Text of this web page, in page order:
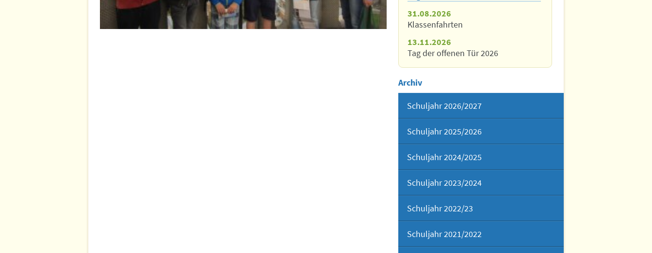
31.08.2026
Klassenfahrten
13.11.2026
Tag der offenen Tür 2026
Archiv
Schuljahr 2026/2027
Schuljahr 2025/2026
Schuljahr 2024/2025
Schuljahr 2023/2024
Schuljahr 2022/23
Schuljahr 2021/2022